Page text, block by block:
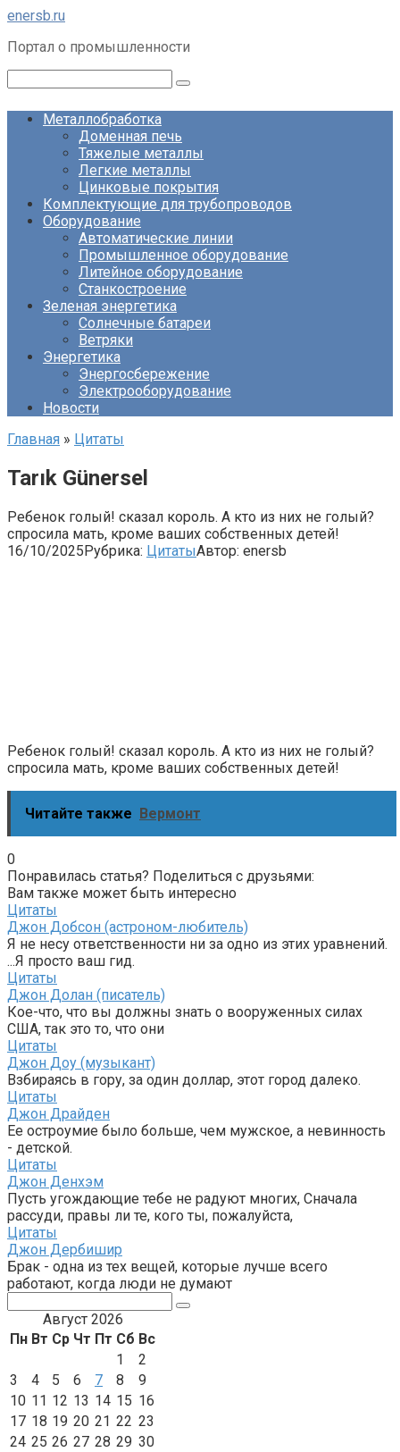
Перейти
контенту
enersb.ru
Портал о промышленности
Металлобработка
Доменная печь
Тяжелые металлы
Легкие металлы
Цинковые покрытия
Комплектующие для трубопроводов
Оборудование
Автоматические линии
Промышленное оборудование
Литейное оборудование
Станкостроение
Зеленая энергетика
Солнечные батареи
Ветряки
Энергетика
Энергосбережение
Электрооборудование
Новости
Главная » Цитаты
Tarık Günersel
Ребенок голый! сказал король. А кто из них не голый?
спросила мать, кроме ваших собственных детей!
16/10/2025Рубрика: ЦитатыАвтор: enersb
Ребенок голый! сказал король. А кто из них не голый?
спросила мать, кроме ваших собственных детей!
Читайте также Вермонт
0
Понравилась статья? Поделиться с друзьями:
Вам также может быть интересно
Цитаты
Джон Добсон (астроном-любитель)
Я не несу ответственности ни за одно из этих уравнений.
...Я просто ваш гид.
Цитаты
Джон Долан (писатель)
Кое-что, что вы должны знать о вооруженных силах
США, так это то, что они
Цитаты
Джон Доу (музыкант)
Взбираясь в гору, за один доллар, этот город далеко.
Цитаты
Джон Драйден
Ее остроумие было больше, чем мужское, а невинность
- детской.
Цитаты
Джон Денхэм
Пусть угождающие тебе не радуют многих, Сначала
рассуди, правы ли те, кого ты, пожалуйста,
Цитаты
Джон Дербишир
Брак - одна из тех вещей, которые лучше всего
работают, когда люди не думают
Август 2026
Пн Вт Ср Чт Пт Сб Вс
1
2
3
4 5 6 7 8
9
10 11 12 13 14 15 16
17 18 19 20 21 22 23
24 25 26 27 28 29 30